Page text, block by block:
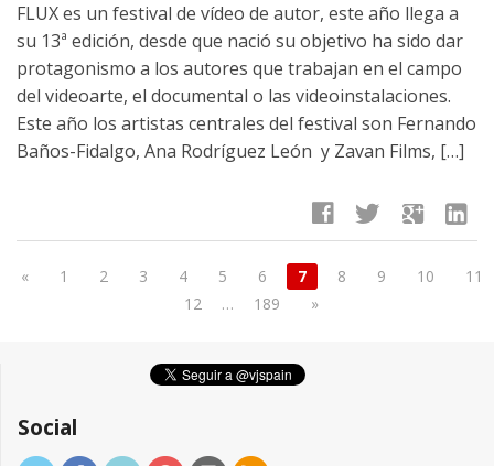
FLUX es un festival de vídeo de autor, este año llega a
su 13ª edición, desde que nació su objetivo ha sido dar
protagonismo a los autores que trabajan en el campo
del videoarte, el documental o las videoinstalaciones.
Este año los artistas centrales del festival son Fernando
Baños-Fidalgo, Ana Rodríguez León y Zavan Films, […]
facebook twitter google linkedin
« 1 2 3 4 5 6 7 8 9 10
11
12
… 189 »
Social